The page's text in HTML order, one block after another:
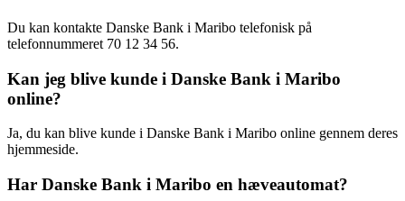
Du kan kontakte Danske Bank i Maribo telefonisk på
telefonnummeret 70 12 34 56.
Kan jeg blive kunde i Danske Bank i Maribo
online?
Ja, du kan blive kunde i Danske Bank i Maribo online gennem deres
hjemmeside.
Har Danske Bank i Maribo en hæveautomat?